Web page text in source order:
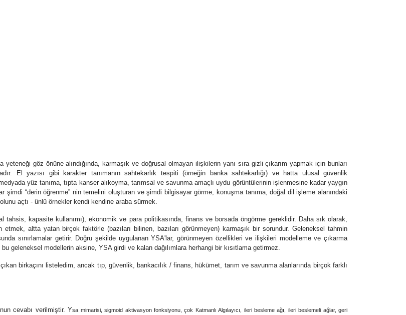
yeteneği göz önüne alındığında, karmaşık ve doğrusal olmayan ilişkilerin yanı sıra gizli çıkarım yapmak için bunları
El yazısı gibi karakter tanımanın sahtekarlık tespiti (örneğin banka sahtekarlığı) ve hatta ulusal güvenlik
yüz tanıma, tıpta kanser alıkoyma, tarımsal ve savunma amaçlı uydu görüntülerinin işlenmesine kadar yaygın
şimdi “derin öğrenme” nin temelini oluşturan ve şimdi bilgisayar görme, konuşma tanıma, doğal dil işleme alanındaki
açtı - ünlü örnekler kendi kendine araba sürmek.
tahsis, kapasite kullanımı), ekonomik ve para politikasında, finans ve borsada öngörme gereklidir. Daha sık olarak,
altta yatan birçok faktörle (bazıları bilinen, bazıları görünmeyen) karmaşık bir sorundur. Geleneksel tahmin
sınırlamalar getirir. Doğru şekilde uygulanan YSA'lar, görünmeyen özellikleri ve ilişkileri modelleme ve çıkarma
geleneksel modellerin aksine, YSA girdi ve kalan dağılımlara herhangi bir kısıtlama getirmez.
birkaçını listeledim, ancak tıp, güvenlik, bankacılık / finans, hükümet, tarım ve savunma alanlarında birçok farklı
cevabı verilmiştir. Ysa mimarisi, sigmoid aktivasyon fonksiyonu, çok Katmanlı Algılayıcı, ileri besleme ağı, ileri beslemeli ağlar, geri